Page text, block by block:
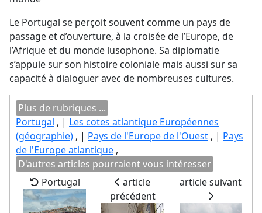
Le Portugal se perçoit souvent comme un pays de
passage et d’ouverture, à la croisée de l’Europe, de
l’Afrique et du monde lusophone. Sa diplomatie
s’appuie sur son histoire coloniale mais aussi sur sa
capacité à dialoguer avec de nombreuses cultures.
Plus de rubriques ...
Portugal , | Les cotes atlantique Européennes
(géographie) , | Pays de l'Europe de l'Ouest , | Pays
de l'Europe atlantique ,
D'autres articles pourraient vous intéresser
Portugal
article
précédent
article suivant